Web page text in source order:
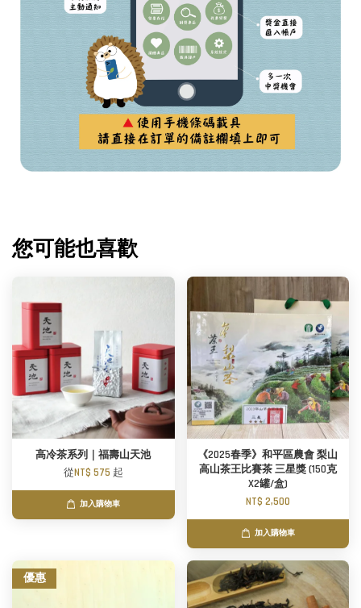
您可能也喜歡
高冷茶系列｜福壽山天池
從NT$ 575 起
加入購物車
《2025春季》和平區農會 梨山
高山茶王比賽茶 三星獎 (150克
X2罐/盒)
NT$ 2,500
加入購物車
優惠